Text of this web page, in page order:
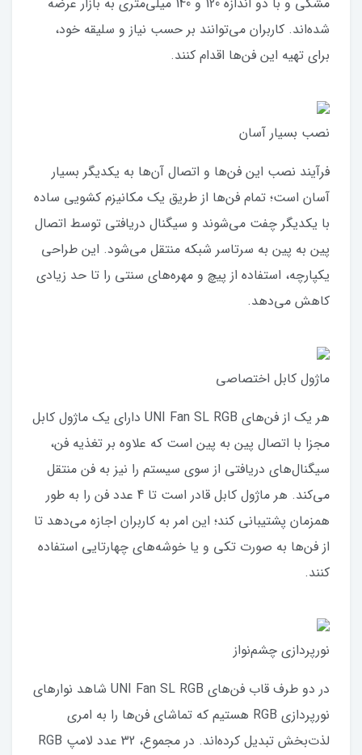
شده‌اند. کاربران می‌توانند بر حسب نیاز و سلیقه خود،
برای تهیه این فن‌ها اقدام کنند.
نصب بسیار آسان
فرآیند نصب این فن‌ها و اتصال آن‌ها به یکدیگر بسیار
آسان است؛ تمام فن‌ها از طریق یک مکانیزم کشویی ساده
با یکدیگر چفت می‌شوند و سیگنال دریافتی توسط اتصال
پین به پین به سرتاسر شبکه منتقل می‌شود. این طراحی
یکپارچه، استفاده از پیچ و مهره‌های سنتی را تا حد زیادی
کاهش می‌دهد.
ماژول کابل اختصاصی
هر یک از فن‌های UNI Fan SL RGB دارای یک ماژول کابل
مجزا با اتصال پین به پین است که علاوه بر تغذیه فن،
سیگنال‌های دریافتی از سوی سیستم را نیز به فن منتقل
می‌کند. هر ماژول کابل قادر است تا 4 عدد فن را به طور
همزمان پشتیبانی کند؛ این امر به کاربران اجازه می‌دهد تا
از فن‌ها به صورت تکی و یا خوشه‌های چهارتایی استفاده
کنند.
نورپردازی چشم‌نواز
در دو طرف قاب فن‌های UNI Fan SL RGB شاهد نوارهای
نورپردازی RGB هستیم که تماشای فن‌ها را به امری
لذت‌بخش تبدیل کرده‌اند. در مجموع، 32 عدد لامپ RGB